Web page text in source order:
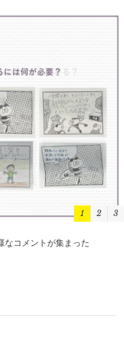
なコメントが集まった
1 2 3